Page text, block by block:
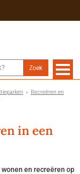
Recreëren en
in een
en recreëren op